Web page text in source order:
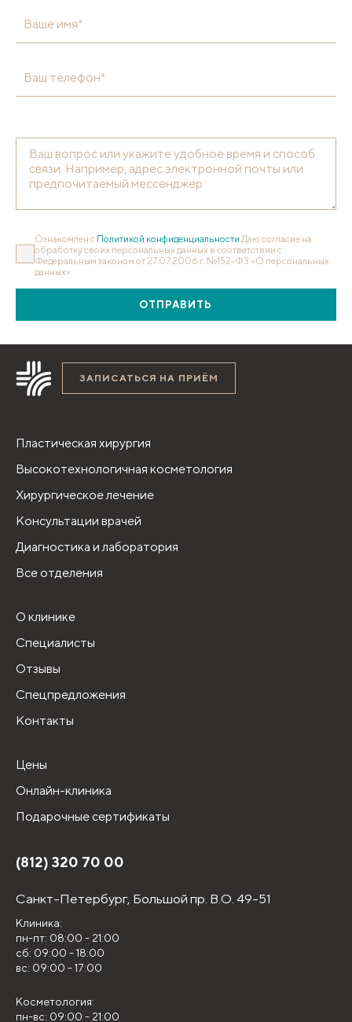
Ваше имя*
Ваш телефон*
Ознакомлен с Политикой конфиденциальности Даю согласие на
обработку своих персональных данных в соответствии с
Федеральным законом от 27.07.2006 г. №152-ФЗ «О персональных
данных».
ОТПРАВИТЬ
ЗАПИСАТЬСЯ НА ПРИЁМ
Пластическая хирургия
Высокотехнологичная косметология
Хирургическое лечение
Консультации врачей
Диагностика и лаборатория
Все отделения
О клинике
Специалисты
Отзывы
Спецпредложения
Контакты
Цены
Онлайн-клиника
Подарочные сертификаты
(812) 320 70 00
Санкт-Петербург, Большой пр. В.О. 49-51
Клиника:
пн-пт: 08:00 - 21:00
сб: 09:00 - 18:00
вс: 09:00 - 17:00
Косметология:
пн-вс: 09:00 - 21:00